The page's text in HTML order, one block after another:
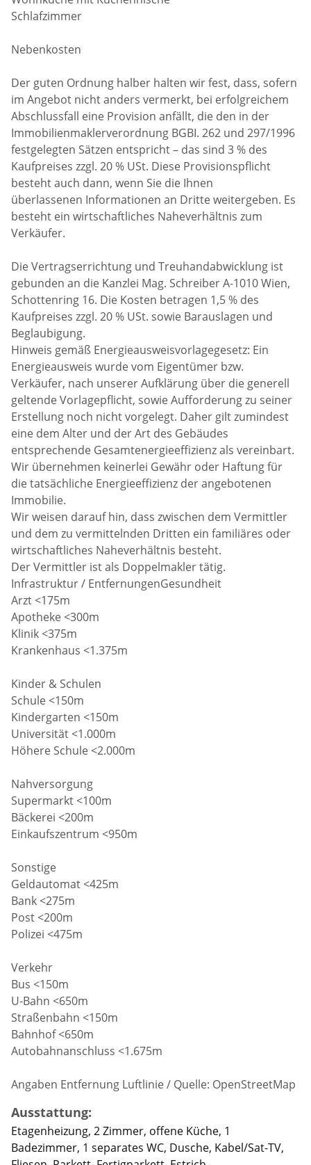
Schlafzimmer
Nebenkosten
Der guten Ordnung halber halten wir fest, dass, sofern
im Angebot nicht anders vermerkt, bei erfolgreichem
Abschlussfall eine Provision anfällt, die den in der
Immobilienmaklerverordnung BGBI. 262 und 297/1996
festgelegten Sätzen entspricht – das sind 3 % des
Kaufpreises zzgl. 20 % USt. Diese Provisionspflicht
besteht auch dann, wenn Sie die Ihnen
überlassenen Informationen an Dritte weitergeben. Es
besteht ein wirtschaftliches Naheverhältnis zum
Verkäufer.
Die Vertragserrichtung und Treuhandabwicklung ist
gebunden an die Kanzlei Mag. Schreiber A-1010 Wien,
Schottenring 16. Die Kosten betragen 1,5 % des
Kaufpreises zzgl. 20 % USt. sowie Barauslagen und
Beglaubigung.
Hinweis gemäß Energieausweisvorlagegesetz: Ein
Energieausweis wurde vom Eigentümer bzw.
Verkäufer, nach unserer Aufklärung über die generell
geltende Vorlagepflicht, sowie Aufforderung zu seiner
Erstellung noch nicht vorgelegt. Daher gilt zumindest
eine dem Alter und der Art des Gebäudes
entsprechende Gesamtenergieeffizienz als vereinbart.
Wir übernehmen keinerlei Gewähr oder Haftung für
die tatsächliche Energieeffizienz der angebotenen
Immobilie.
Wir weisen darauf hin, dass zwischen dem Vermittler
und dem zu vermittelnden Dritten ein familiäres oder
wirtschaftliches Naheverhältnis besteht.
Der Vermittler ist als Doppelmakler tätig.
Infrastruktur / EntfernungenGesundheit
Arzt <175m
Apotheke <300m
Klinik <375m
Krankenhaus <1.375m
Kinder & Schulen
Schule <150m
Kindergarten <150m
Universität <1.000m
Höhere Schule <2.000m
Nahversorgung
Supermarkt <100m
Bäckerei <200m
Einkaufszentrum <950m
Sonstige
Geldautomat <425m
Bank <275m
Post <200m
Polizei <475m
Verkehr
Bus <150m
U-Bahn <650m
Straßenbahn <150m
Bahnhof <650m
Autobahnanschluss <1.675m
Angaben Entfernung Luftlinie / Quelle: OpenStreetMap
Ausstattung:
Etagenheizung, 2 Zimmer, offene Küche, 1
Badezimmer, 1 separates WC, Dusche, Kabel/Sat-TV,